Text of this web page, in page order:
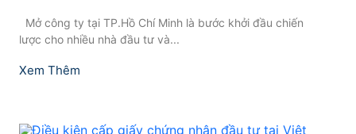
Mở công ty tại TP.Hồ Chí Minh là bước khởi đầu chiến
lược cho nhiều nhà đầu tư và...
Xem Thêm